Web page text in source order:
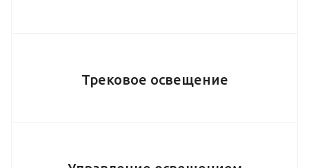
Трековое освещение